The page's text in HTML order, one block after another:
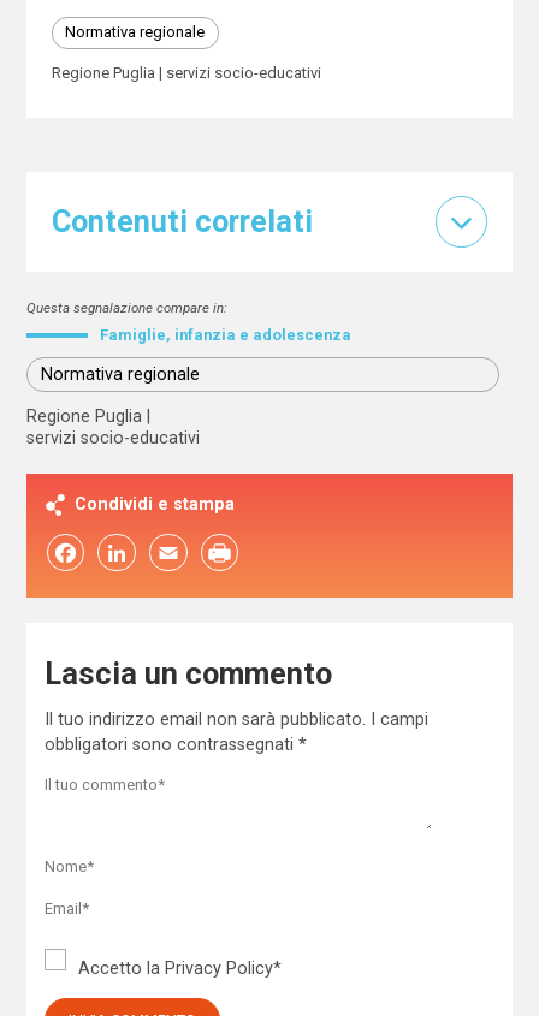
Normativa regionale
Regione Puglia servizi socio-educativi
Contenuti correlati
Questa segnalazione compare in:
Famiglie, infanzia e adolescenza
Normativa regionale
Regione Puglia
servizi socio-educativi
Condividi e stampa
FacebookLinkedIn Email
Lascia un commento
Il tuo indirizzo email non sarà pubblicato.
I campi
obbligatori sono contrassegnati *
Accetto la Privacy Policy*